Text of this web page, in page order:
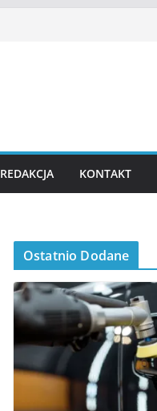
REDAKCJA KONTAKT
Ostatnio Dodane